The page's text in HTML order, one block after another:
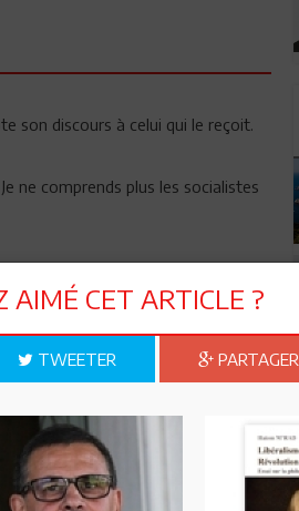
son discours à celui qui le reçoit.
ne comprends plus les socialistes
le francais et a dire par ses
detruit les institutions tunisiennes
et souveraine! Arrêtez la
M. "Français...", qui n'a pas le
déjà d'une manière flagrante
la Tunisie est à ce point affaiblie,
à Ghannouchi, à son intolérance, à
le doit"! Il Par contre, il va sans
AIMÉ CET ARTICLE ?
TWEETER PARTAGER